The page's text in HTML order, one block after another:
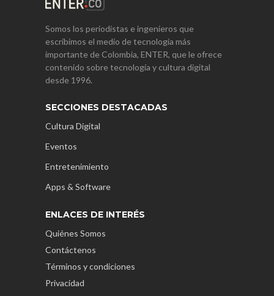
Somos los periodistas e ingenieros que
escribimos el medio de tecnología más
importante de Colombia, ENTER, que le ofrece
contenido sobre tecnología y cultura digital
desde 1996.
SECCIONES DESTACADAS
Cultura Digital
Eventos
Entretenimiento
Apps & Software
ENLACES DE INTERÉS
Quiénes Somos
Contáctenos
Términos y condiciones
Privacidad